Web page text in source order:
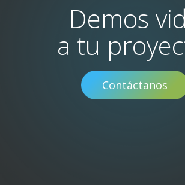
Demos
a tu
Contáctanos